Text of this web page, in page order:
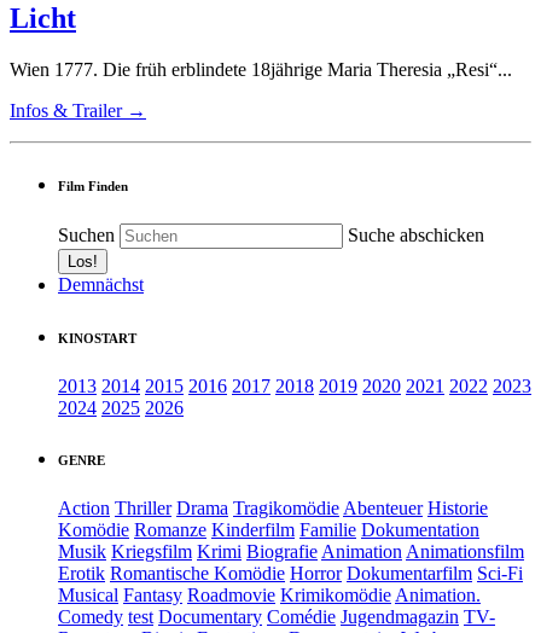
Licht
Wien 1777. Die früh erblindete 18jährige Maria Theresia „Resi“...
Infos & Trailer →
Film Finden
Suchen Suche abschicken
Demnächst
KINOSTART
2013 2014 2015 2016 2017 2018 2019 2020 2021 2022 2023
2024 2025 2026
GENRE
Action Thriller Drama TragikomödieAbenteuer Historie
Komödie Romanze Kinderfilm Familie Dokumentation
Musik Kriegsfilm Krimi BiografieAnimationAnimationsfilm
Erotik Romantische Komödie Horror Dokumentarfilm Sci-Fi
Musical Fantasy Roadmovie KrimikomödieAnimation.
Comedy test Documentary Comédie Jugendmagazin TV-